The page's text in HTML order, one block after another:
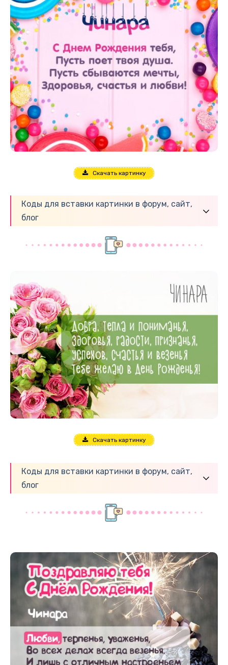
Скачать картинку
Коды для вставки картинки в форум, сайт,
блог
Скачать картинку
Коды для вставки картинки в форум, сайт,
блог